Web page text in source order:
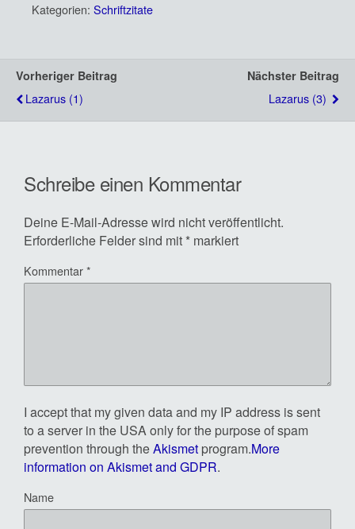
Kategorien: Schriftzitate
Vorheriger Beitrag
Lazarus (1)
Nächster Beitrag
Lazarus (3)
Schreibe einen Kommentar
Deine E-Mail-Adresse wird nicht veröffentlicht.
Erforderliche Felder sind mit * markiert
Kommentar*
I accept that my given data and my IP address is sent
to a server in the USA only for the purpose of spam
prevention through theAkismet program.More
information on Akismet and GDPR.
Name